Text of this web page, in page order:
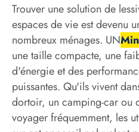
Trouver une solution de
espaces de vie est devenu
nombreux ménages. UN
une taille compacte, une
d'énergie et des
puissantes. Qu'ils vivent
dortoir, un camping-car ou
voyager fréquemment, les